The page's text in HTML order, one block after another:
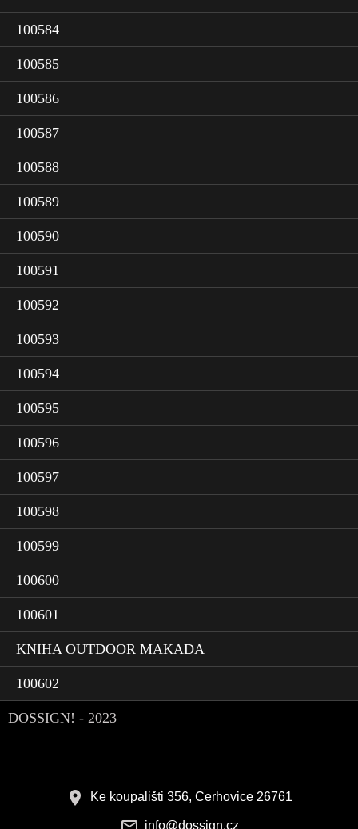
100584
100585
100586
100587
100588
100589
100590
100591
100592
100593
100594
100595
100596
100597
100598
100599
100600
100601
KNIHA OUTDOOR MAKADA
100602
DOSSIGN! - 2023
Ke koupališti 356, Cerhovice 26761
info@dossign.cz